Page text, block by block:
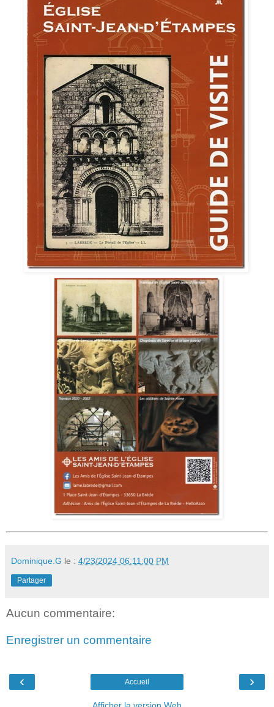
Dominique.G le : 4/23/2024 06:11:00 PM
Partager
Aucun commentaire:
Enregistrer un commentaire
‹ ›
Accueil